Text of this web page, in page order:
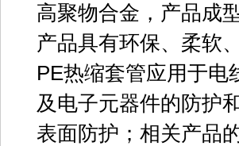
高聚物合金，产品成
产品具有环保、柔软
PE热缩套管应用于电
及电子元器件的防护
表面防护；相关产品